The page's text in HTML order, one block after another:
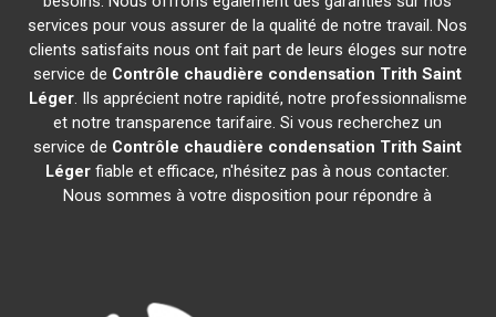
services pour vous assurer de la qualité de notre travail. Nos
clients satisfaits nous ont fait part de leurs éloges sur notre
service de Contrôle chaudière condensation Trith Saint
Léger. Ils apprécient notre rapidité, notre professionnalisme
et notre transparence tarifaire. Si vous recherchez un
service de Contrôle chaudière condensation Trith Saint
Léger fiable et efficace, n'hésitez pas à nous contacter.
Nous sommes à votre disposition pour répondre à